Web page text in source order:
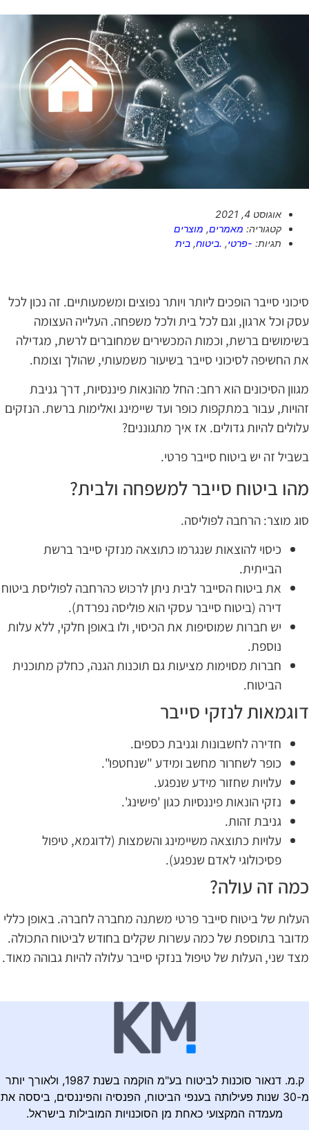
אוגוסט 4, 2021
קטגוריה: מאמרים, מוצרים
תגיות: -פרטי, .ביטוח, בית
סייבר הופכים ליותר ויותר נפוצים ומשמעותיים. זה נכון לכל
וכל ארגון, וגם לכל בית ולכל משפחה. העלייה העצומה
ברשת, וכמות המכשירים שמחוברים לרשת, מגדילה
החשיפה לסיכוני סייבר בשיעור משמעותי, שהולך וצומח.
הסיכונים הוא רחב: החל מהונאות פיננסיות, דרך גניבת
עבור במתקפות כופר ועד שיימינג ואלימות ברשת. הנזקים
להיות גדולים. אז איך מתגוננים?
זה יש ביטוח סייבר פרטי.
ביטוח סייבר למשפחה ולבית?
מוצר: הרחבה לפוליסה.
כיסוי להוצאות שנגרמו כתוצאה מנזקי סייבר ברשת
הבייתית.
את ביטוח הסייבר לבית ניתן לרכוש כהרחבה לפוליסת ביטוח
דירה (ביטוח סייבר עסקי הוא פוליסה נפרדת).
יש חברות שמוסיפות את הכיסוי, ולו באופן חלקי, ללא עלות
נוספת.
חברות מסוימות מציעות גם תוכנות הגנה, כחלק מתוכנית
הביטוח.
לנזקי סייבר
חדירה לחשבונות וגניבת כספים.
כופר לשחרור מחשב ומידע "שנחטפו".
עלויות שחזור מידע שנפגע.
נזקי הונאות פיננסיות כגון 'פישינג'.
גניבת זהות.
עלויות כתוצאה משיימינג והשמצות (לדוגמא, טיפול
פסיכולוגי לאדם שנפגע).
זה עולה?
של ביטוח סייבר פרטי משתנה מחברה לחברה. באופן כללי
בתוספת של כמה עשרות שקלים בחודש לביטוח התכולה.
שני, העלות של טיפול בנזקי סייבר עלולה להיות גבוהה מאוד.
ק.מ. דנאור סוכנות לביטוח בע"מ הוקמה בשנת 1987, ולאורך יותר
מ-30 שנות פעילותה בענפי הביטוח, הפנסיה והפיננסים, ביססה את
מעמדה המקצועי כאחת מן הסוכנויות המובילות בישראל.